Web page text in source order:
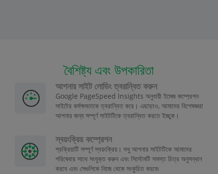
বৈশিষ্ট্য এবং উপকারিতা
আপনার সাইট লোডিং ত্বরান্বিত করুন
Google PageSpeed Insights অনুযায়ী ইমেজ কম্প্রেশন
সাইটের কর্মক্ষমতাকে ত্বরান্বিত করে। এছাড়াও, আমাদের বিশেষজ্ঞরা
আপনার জন্য সম্পূর্ণ সাইটটিকে ত্বরান্বিত করতে ইচ্ছুক।
স্বয়ংক্রিয় কম্প্রেশন
প্রক্রিয়াটি সম্পূর্ণ স্বয়ংক্রিয়। শুধু আপনার সাইটটিকে আমাদের
পরিষেবার সাথে সংযুক্ত করুন এবং সিস্টেমটি সমস্ত চিত্র অনুসন্ধান
করবে এবং সেগুলিকে নিজে থেকে সংকুচিত করবে৷